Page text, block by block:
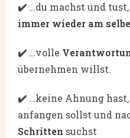
✔️ …du machst und
immer wieder am
✔️ …volle
übernehmen willst.
✔️ …keine Ahnung
anfangen sollst und
Schritten suchst